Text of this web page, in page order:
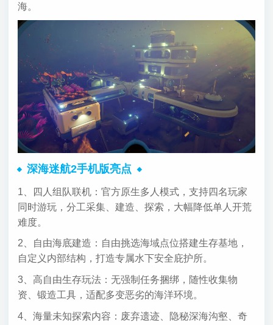
海。
深海迷航2手机版亮点
1、四人组队联机：官方原生多人模式，支持四名玩家
同时游玩，分工采集、建造、探索，大幅降低单人开荒
难度。
2、自由海底建造：自由挑选海域点位搭建生存基地，
自定义内部结构，打造专属水下安全庇护所。
3、高自由生存玩法：无强制任务捆绑，随性收集物
资、锻造工具，适配多变恶劣的海洋环境。
4、海量未知探索内容：废弃遗迹、隐秘深海沟壑、奇